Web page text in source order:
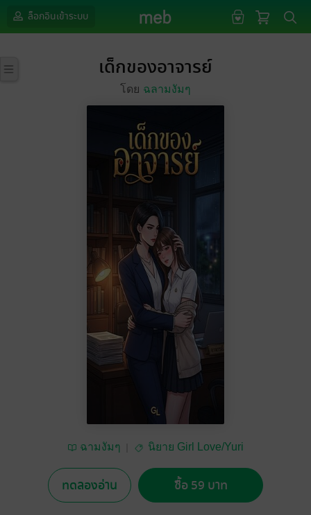
ล็อกอินเข้าระบบ
เด็กของอาจารย์
โดย ฉลามงัมๆ
ฉามงัมๆ นิยาย Girl Love/Yuri
ทดลองอ่าน ซื้อ 59 บาท